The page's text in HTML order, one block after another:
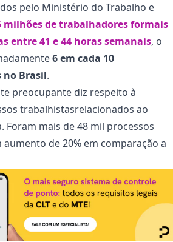
pelo Ministério do Trabalho e
milhões de trabalhadores formais
entre 41 e 44 horas semanais, o
6 em cada 10
no Brasil.
preocupante diz respeito à
trabalhistasrelacionados ao
mais de 48 mil processos
de 20% em comparação a